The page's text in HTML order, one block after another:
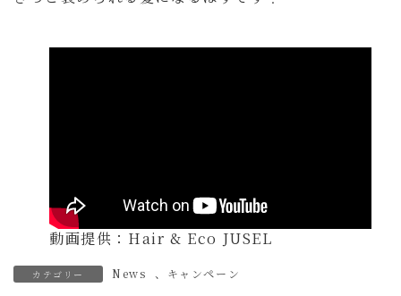
動画提供：Hair & Eco JUSEL
カテゴリー News 、 キャンペーン